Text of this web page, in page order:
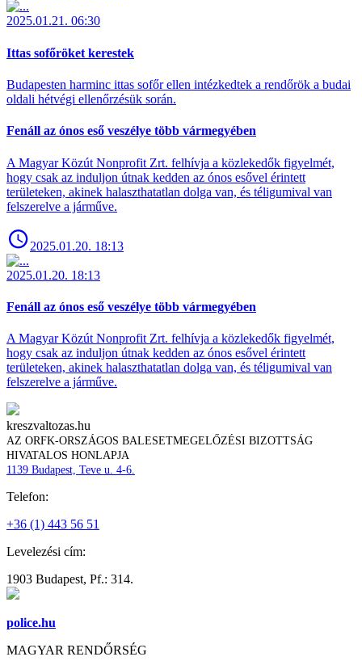
2025.01.21. 06:30
Ittas sofőröket kerestek
Budapesten harminc ittas sofőr ellen intézkedtek a rendőrök a budai
oldali hétvégi ellenőrzésük során.
Fenáll az ónos eső veszélye több vármegyében
A Magyar Közút Nonprofit Zrt. felhívja a közlekedők figyelmét,
hogy csak az induljon útnak kedden az ónos esővel érintett
területeken, akinek halaszthatatlan dolga van, és téligumival van
felszerelve a járműve.
2025.01.20. 18:13
2025.01.20. 18:13
Fenáll az ónos eső veszélye több vármegyében
A Magyar Közút Nonprofit Zrt. felhívja a közlekedők figyelmét,
hogy csak az induljon útnak kedden az ónos esővel érintett
területeken, akinek halaszthatatlan dolga van, és téligumival van
felszerelve a járműve.
kreszvaltozas.hu
AZ ORFK-ORSZÁGOS BALESETMEGELŐZÉSI BIZOTTSÁG
HIVATALOS HONLAPJA
1139 Budapest, Teve u. 4-6.
Telefon:
+36 (1) 443 56 51
Levelezési cím:
1903 Budapest, Pf.: 314.
police.hu
MAGYAR RENDŐRSÉG